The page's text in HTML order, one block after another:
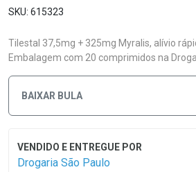
615323
Tilestal 37,5mg + 325mg Myralis, alívio
Embalagem com 20 comprimidos na
BAIXAR BULA
Drogaria São Paulo